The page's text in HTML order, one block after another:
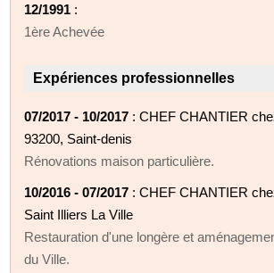
12/1991 :
1ère Achevée
Expériences professionnelles
07/2017 - 10/2017 : CHEF CHANTIER
93200, Saint-denis
Rénovations maison particulière.
10/2016 - 07/2017 : CHEF CHANTIER
Saint Illiers La Ville
Restauration d'une longère et
du Ville.